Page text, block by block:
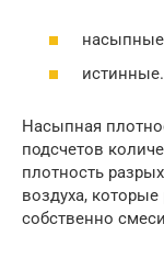
истинные.
Насыпная
подсчетов
плотность
воздуха,
собственно